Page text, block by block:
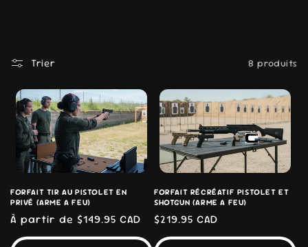
Trier 8 produits
FORFAIT TIR AU PISTOLET EN
PRIVÉ (ARME A FEU)
Prix
habituel
À partir de $149.95 CAD
FORFAIT RÉCRÉATIF PISTOLET ET
SHOTGUN (ARME A FEU)
Prix
habituel
$219.95 CAD